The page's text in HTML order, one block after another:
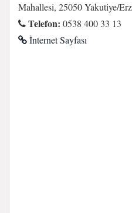
Mahallesi, 25050 Yakutiye/
Telefon: 0538 400 33 13
İnternet Sayfası